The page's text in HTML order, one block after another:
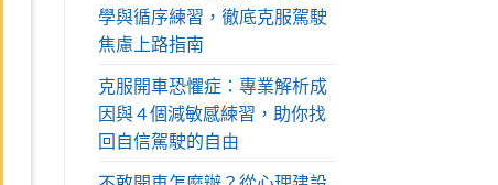
學與循序練習，徹底克服駕駛
焦慮上路指南
克服開車恐懼症：專業解析成
因與 4 個減敏感練習，助你找
回自信駕駛的自由